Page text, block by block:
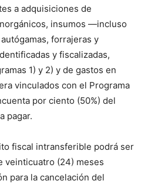
a adquisiciones de
insumos —incluso
forrajeras y
y fiscalizadas,
1) y 2) y de gastos en
vinculados con el Programa
por ciento (50%) del
pagar.
fiscal intransferible podrá ser
veinticuatro (24) meses
para la cancelación del